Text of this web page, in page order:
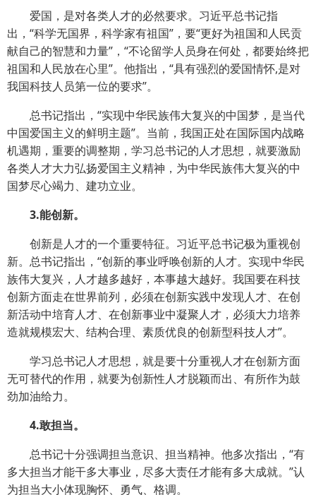
爱国，是对各类人才的必然要求。习近平总书记指
出，“科学无国界，科学家有祖国”，要“更好为祖国和人民贡
献自己的智慧和力量”，“不论留学人员身在何处，都要始终把
祖国和人民放在心里”。他指出，“具有强烈的爱国情怀,是对
我国科技人员第一位的要求”。
总书记指出，“实现中华民族伟大复兴的中国梦，是当代
中国爱国主义的鲜明主题”。当前，我国正处在国际国内战略
机遇期，重要的调整期，学习总书记的人才思想，就要激励
各类人才大力弘扬爱国主义精神，为中华民族伟大复兴的中
国梦尽心竭力、建功立业。
3.能创新。
创新是人才的一个重要特征。习近平总书记极为重视创
新。总书记指出，“创新的事业呼唤创新的人才。实现中华民
族伟大复兴，人才越多越好，本事越大越好。我国要在科技
创新方面走在世界前列，必须在创新实践中发现人才、在创
新活动中培育人才、在创新事业中凝聚人才，必须大力培养
造就规模宏大、结构合理、素质优良的创新型科技人才”。
学习总书记人才思想，就是要十分重视人才在创新方面
无可替代的作用，就要为创新性人才脱颖而出、有所作为鼓
劲加油给力。
4.敢担当。
总书记十分强调担当意识、担当精神。他多次指出，“有
多大担当才能干多大事业，尽多大责任才能有多大成就。”认
为担当大小体现胸怀、勇气、格调。